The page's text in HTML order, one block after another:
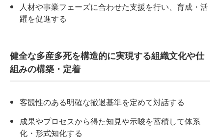
人材や事業フェーズに合わせた支援を行い、育成・活
躍を促進する
健全な多産多死を構造的に実現する組織文化や仕
組みの構築・定着
客観性のある明確な撤退基準を定めて対話する
成果やプロセスから得た知見や示唆を蓄積して体系
化・形式知化する